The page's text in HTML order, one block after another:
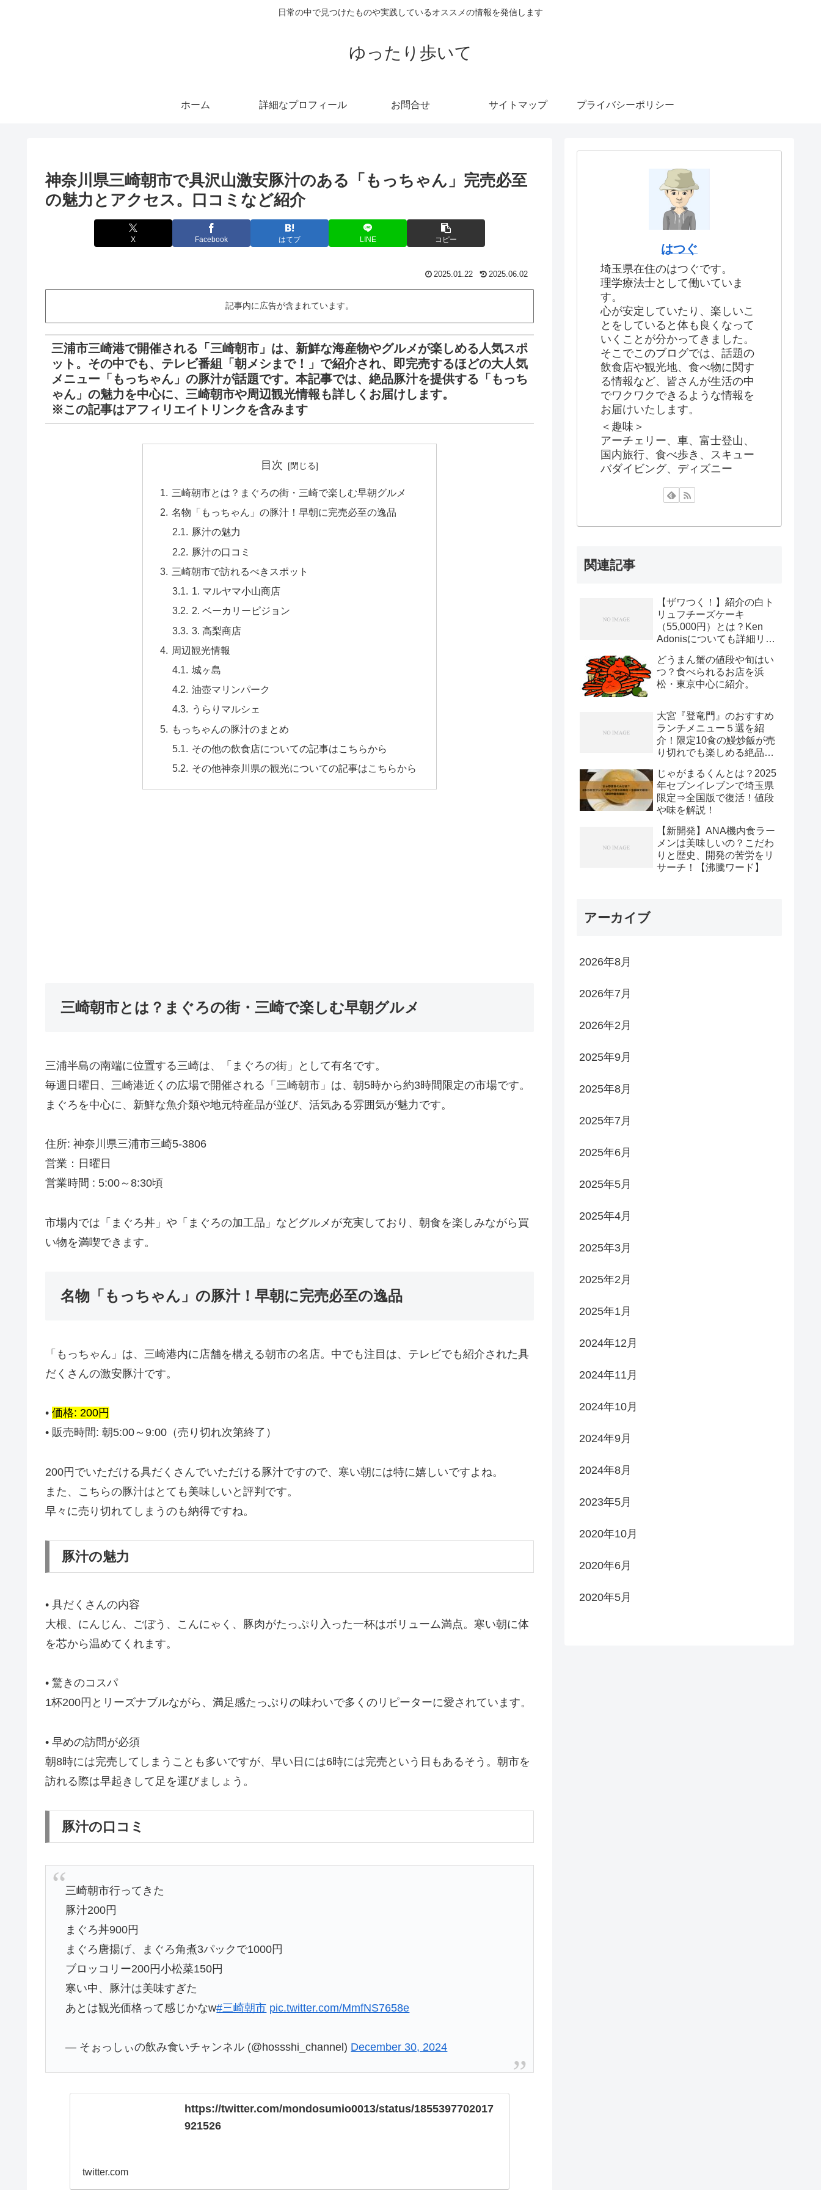
日常の中で見つけたものや実践しているオススメの情報を発信します
ゆったり歩いて
ホーム 詳細なプロフィール お問合せ サイトマップ プライバシーポリシー
神奈川県三崎朝市で具沢山激安豚汁のある「もっちゃん」完売必至
の魅力とアクセス。口コミなど紹介
X Facebook はてブ LINE コピー
2025.01.22 2025.06.02
記事内に広告が含まれています。
三浦市三崎港で開催される「三崎朝市」は、新鮮な海産物やグルメが楽しめる人気スポ
ット。その中でも、テレビ番組「朝メシまで！」で紹介され、即完売するほどの大人気
メニュー「もっちゃん」の豚汁が話題です。本記事では、絶品豚汁を提供する「もっち
ゃん」の魅力を中心に、三崎朝市や周辺観光情報も詳しくお届けします。
※この記事はアフィリエイトリンクを含みます
目次
三崎朝市とは？まぐろの街・三崎で楽しむ早朝グルメ
名物「もっちゃん」の豚汁！早朝に完売必至の逸品
豚汁の魅力
豚汁の口コミ
三崎朝市で訪れるべきスポット
1. マルヤマ小山商店
2. ベーカリーピジョン
3. 高梨商店
周辺観光情報
城ヶ島
油壺マリンパーク
うらりマルシェ
もっちゃんの豚汁のまとめ
その他の飲食店についての記事はこちらから
その他神奈川県の観光についての記事はこちらから
三崎朝市とは？まぐろの街・三崎で楽しむ早朝グルメ
三浦半島の南端に位置する三崎は、「まぐろの街」として有名です。
毎週日曜日、三崎港近くの広場で開催される「三崎朝市」は、朝5時から約3時間限定の市場です。
まぐろを中心に、新鮮な魚介類や地元特産品が並び、活気ある雰囲気が魅力です。
住所: 神奈川県三浦市三崎5-3806
営業：日曜日
営業時間 : 5:00～8:30頃
市場内では「まぐろ丼」や「まぐろの加工品」などグルメが充実しており、朝食を楽しみながら買
い物を満喫できます。
名物「もっちゃん」の豚汁！早朝に完売必至の逸品
「もっちゃん」は、三崎港内に店舗を構える朝市の名店。中でも注目は、テレビでも紹介された具
だくさんの激安豚汁です。
• 価格: 200円
• 販売時間: 朝5:00～9:00（売り切れ次第終了）
200円でいただける具だくさんでいただける豚汁ですので、寒い朝には特に嬉しいですよね。
また、こちらの豚汁はとても美味しいと評判です。
早々に売り切れてしまうのも納得ですね。
豚汁の魅力
• 具だくさんの内容
大根、にんじん、ごぼう、こんにゃく、豚肉がたっぷり入った一杯はボリューム満点。寒い朝に体
を芯から温めてくれます。
• 驚きのコスパ
1杯200円とリーズナブルながら、満足感たっぷりの味わいで多くのリピーターに愛されています。
• 早めの訪問が必須
朝8時には完売してしまうことも多いですが、早い日には6時には完売という日もあるそう。朝市を
訪れる際は早起きして足を運びましょう。
豚汁の口コミ
三崎朝市行ってきた
豚汁200円
まぐろ丼900円
まぐろ唐揚げ、まぐろ角煮3パックで1000円
ブロッコリー200円小松菜150円
寒い中、豚汁は美味すぎた
あとは観光価格って感じかなw#三崎朝市 pic.twitter.com/MmfNS7658e
— そぉっしぃの飲み食いチャンネル (@hossshi_channel) December 30, 2024
https://twitter.com/mondosumio0013/status/1855397702017
921526
twitter.com
はつぐ
埼玉県在住のはつぐです。
理学療法士として働いていま
す。
心が安定していたり、楽しいこ
とをしていると体も良くなって
いくことが分かってきました。
そこでこのブログでは、話題の
飲食店や観光地、食べ物に関す
る情報など、皆さんが生活の中
でワクワクできるような情報を
お届けいたします。
＜趣味＞
アーチェリー、車、富士登山、
国内旅行、食べ歩き、スキュー
バダイビング、ディズニー
関連記事
【ザワつく！】紹介の白ト
リュフチーズケーキ
（55,000円）とは？Ken
Adonisについても詳細リサ
どうまん蟹の値段や旬はい
つ？食べられるお店を浜
松・東京中心に紹介。
大宮『登竜門』のおすすめ
ランチメニュー５選を紹
介！限定10食の鰻炒飯が売
り切れでも楽しめる絶品中
じゃがまるくんとは？2025
年セブンイレブンで埼玉県
限定⇒全国版で復活！値段
や味を解説！
【新開発】ANA機内食ラー
メンは美味しいの？こだわ
りと歴史、開発の苦労をリ
サーチ！【沸騰ワード】
アーカイブ
2026年8月
2026年7月
2026年2月
2025年9月
2025年8月
2025年7月
2025年6月
2025年5月
2025年4月
2025年3月
2025年2月
2025年1月
2024年12月
2024年11月
2024年10月
2024年9月
2024年8月
2023年5月
2020年10月
2020年6月
2020年5月